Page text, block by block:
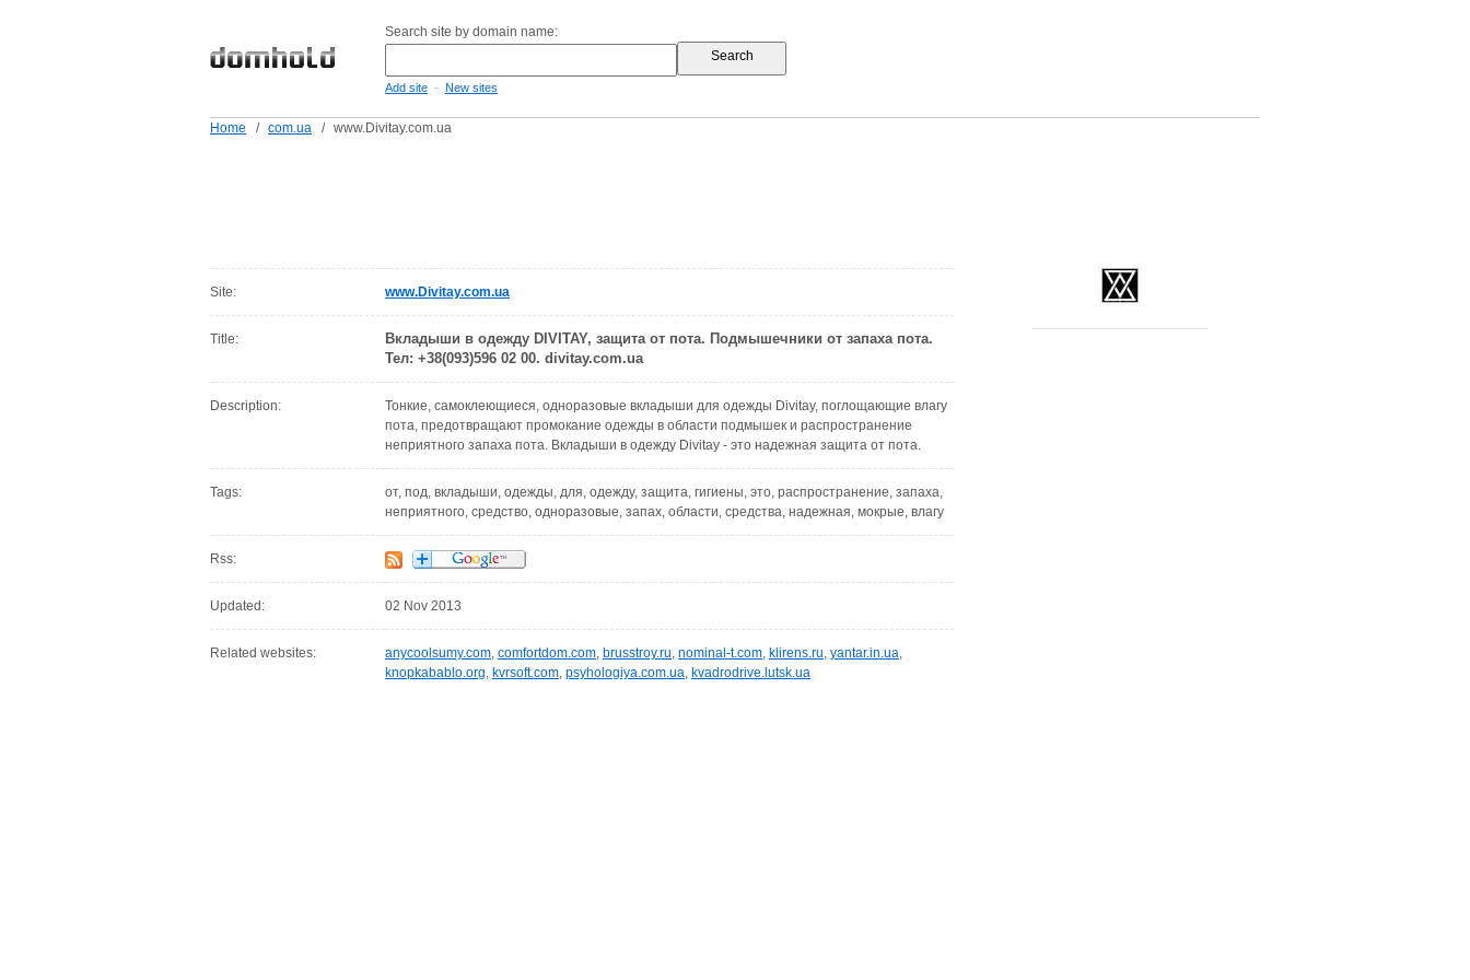
Search site by domain name:
Add site - New sites
Home / com.ua / www.Divitay.com.ua
Site: www.Divitay.com.ua
Title:
Вкладыши в одежду DIVITAY, защита от пота. Подмышечники от запаха пота.
Тел: +38(093)596 02 00. divitay.com.ua
Description:
Тонкие, самоклеющиеся, одноразовые вкладыши для одежды Divitay, поглощающие влагу
пота, предотвращают промокание одежды в области подмышек и распространение
неприятного запаха пота. Вкладыши в одежду Divitay - это надежная защита от пота.
Tags:
от, под, вкладыши, одежды, для, одежду, защита, гигиены, это, распространение, запаха,
неприятного, средство, одноразовые, запах, области, средства, надежная, мокрые, влагу
Rss:
Updated: 02 Nov 2013
Related websites: anycoolsumy.com, comfortdom.com, brusstroy.ru, nominal-t.com, klirens.ru, yantar.in.ua,
knopkabablo.org, kvrsoft.com, psyhologiya.com.ua, kvadrodrive.lutsk.ua